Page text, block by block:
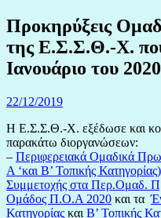
Προκηρύξεις
της Ε.Σ.Σ.Θ.-Χ. που
Ιανουάριο του 2020
22/12/2019
Η Ε.Σ.Σ.Θ.-Χ. εξέδωσε και
παρακάτω διοργανώσεων:
– Περιφερειακά Ομαδικά
Α ‘και Β’ Τοπικής Κατηγορίας)
Συμμετοχής στα Περ.Ομαδ.
Ομάδος Π.Ο.Α 2020 και τα
Κατηγορίας και Β’ Τοπικής